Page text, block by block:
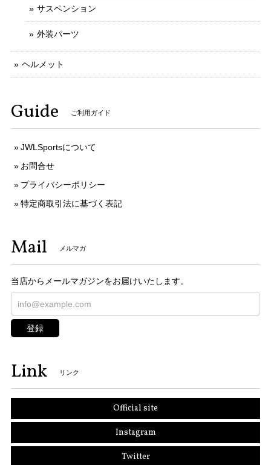
サスペンション
外装パーツ
ヘルメット
Guide ご利用ガイド
JWLSportsについて
お問合せ
プライバシーポリシー
特定商取引法に基づく表記
Mail メルマガ
当店からメールマガジンをお届けいたします。
登録
Link リンク
Official site
Instagram
Twitter